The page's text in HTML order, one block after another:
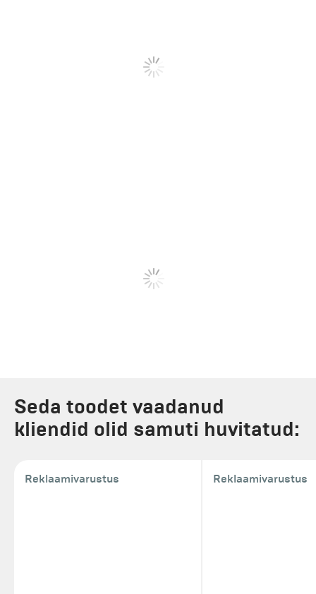
Seda toodet vaadanud
kliendid olid samuti huvitatud:
Reklaamivarustus Reklaamivarustus